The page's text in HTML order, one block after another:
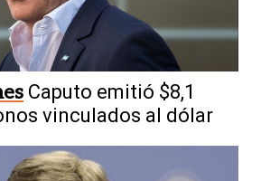
Caputo emitió $8,1
vinculados al dólar